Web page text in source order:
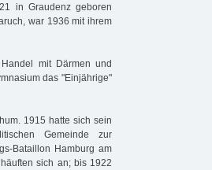
in Graudenz geboren
war 1936 mit ihrem
mit Därmen und
das "Einjährige"
1915 hatte sich sein
Gemeinde zur
Bataillon Hamburg am
sich an; bis 1922